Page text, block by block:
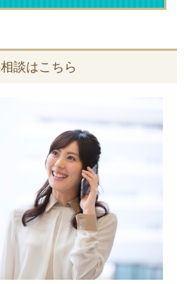
談はこちら